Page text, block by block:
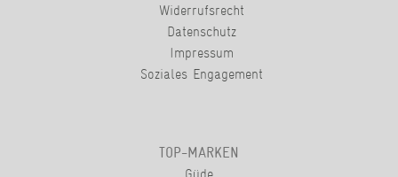
Widerrufsrecht
Datenschutz
Impressum
Soziales Engagement
TOP-MARKEN